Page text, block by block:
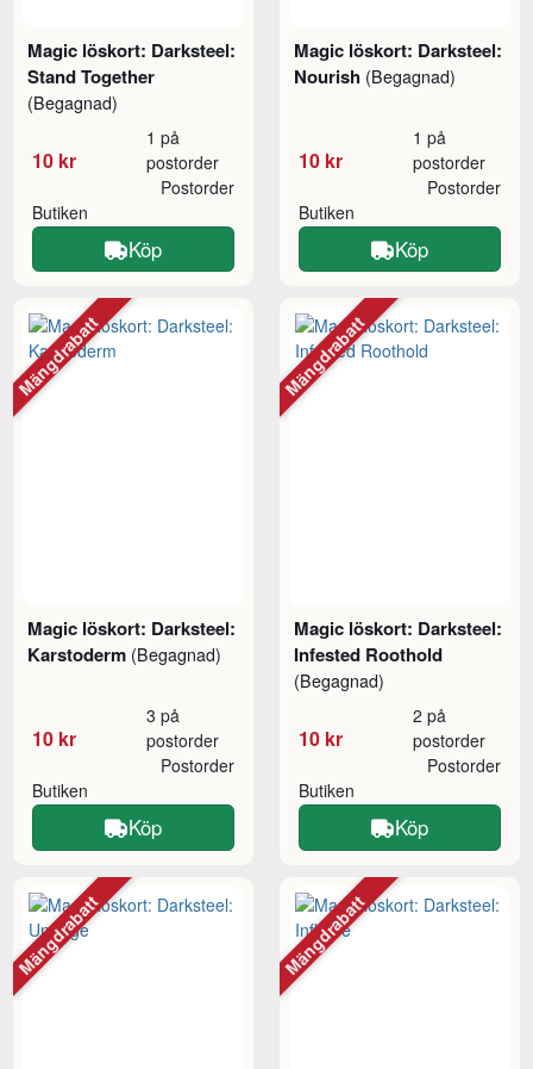
Magic löskort: Darksteel:
Stand Together
(Begagnad)
10 kr
1 på
postorder
Butiken
Postorder
Köp
Magic löskort: Darksteel:
Nourish (Begagnad)
10 kr
1 på
postorder
Butiken
Postorder
Köp
Magic löskort: Darksteel:
Karstoderm (Begagnad)
10 kr
3 på
postorder
Butiken
Postorder
Köp
Mängdrabatt
Magic löskort: Darksteel:
Infested Roothold
(Begagnad)
10 kr
2 på
postorder
Butiken
Postorder
Köp
Mängdrabatt
Mängdrabatt Mängdrabatt